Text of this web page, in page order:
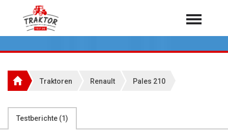
Home
Rundballenpressen
Über 7.000 Testberichte
Traktoren Renault Pales 210
Testberichte (1)